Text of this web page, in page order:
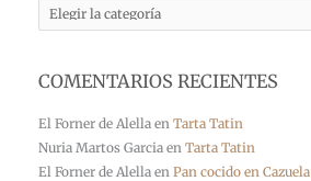
COMENTARIOS RECIENTES
El Forner de Alella en Tarta Tatin
Nuria Martos Garcia en Tarta Tatin
El Forner de Alella en Pan cocido en Cazuela